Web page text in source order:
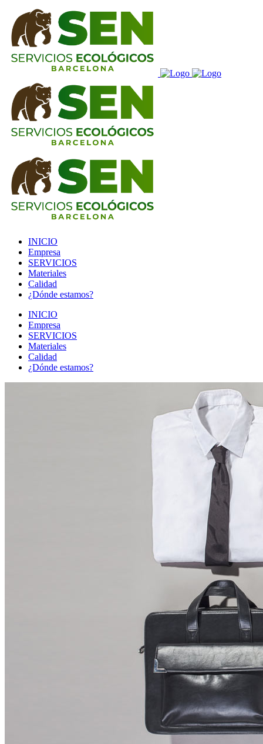
INICIO
Empresa
SERVICIOS
Materiales
Calidad
¿Dónde estamos?
INICIO
Empresa
SERVICIOS
Materiales
Calidad
¿Dónde estamos?